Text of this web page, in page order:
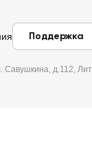
Поддержка
Савушкина, д.112,